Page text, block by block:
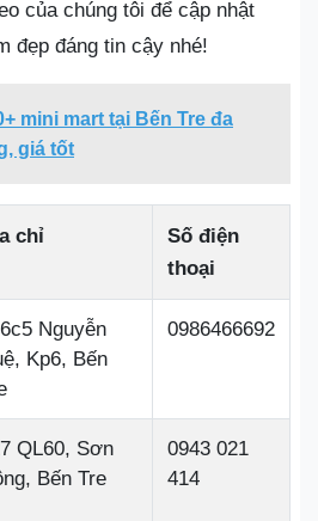
của chúng tôi để cập nhật
đẹp đáng tin cậy nhé!
mini mart tại Bến Tre đa
giá tốt
chỉ
Số điện
thoại
Nguyễn
Kp6, Bến
0986466692
QL60, Sơn
Bến Tre
0943 021
414